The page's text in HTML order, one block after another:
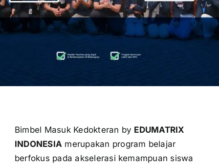
OUR PROGRAM
CONTACT US
Bimbel Masuk Kedokteran by EDUMATRIX
INDONESIA merupakan program belajar
berfokus pada akselerasi kemampuan siswa